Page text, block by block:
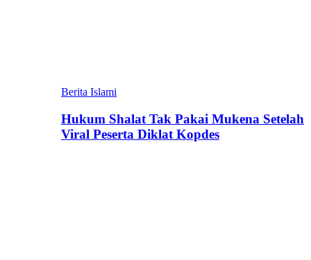
Berita Islami
Hukum Shalat Tak Pakai Mukena Setelah
Viral Peserta Diklat Kopdes